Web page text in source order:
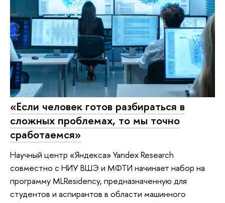
«Если человек готов разбираться в
сложных проблемах, то мы точно
сработаемся»
Научный центр «Яндекса» Yandex Research
совместно с НИУ ВШЭ и МФТИ начинает набор на
программу MLResidency, предназначенную для
студентов и аспирантов в области машинного